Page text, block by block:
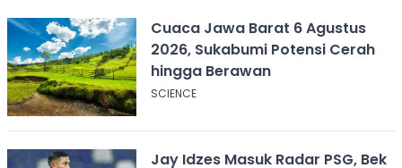
Cuaca Jawa Barat 6 Agustus
2026, Sukabumi Potensi Cerah
hingga Berawan
SCIENCE
Jay Idzes Masuk Radar PSG, Bek